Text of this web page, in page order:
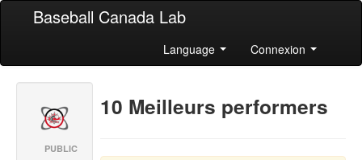
Baseball Canada Lab
Language Connexion
PUBLIC
10 Meilleurs performers